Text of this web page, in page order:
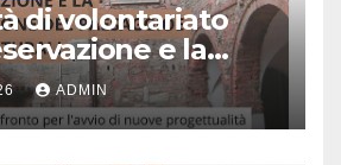
di volontariato
e la
del paesaggio
culturali
a confronto per
ADMIN